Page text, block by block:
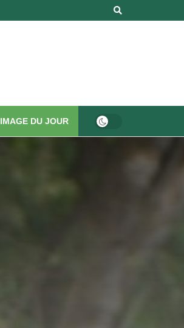
IMAGE DU JOUR